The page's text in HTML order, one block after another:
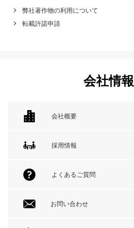
弊社著作物の利用について
転載許諾申請
会社情報
会社概要
採用情報
よくあるご質問
お問い合わせ